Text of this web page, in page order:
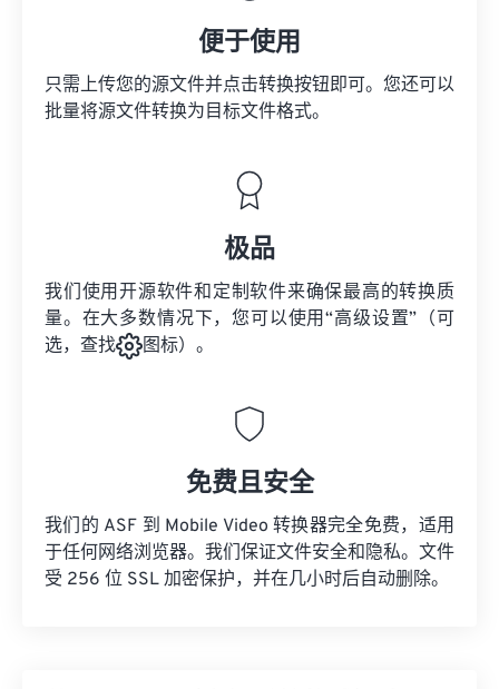
便于使用
只需上传您的源文件并点击转换按钮即可。您还可以
批量将源文件转换为目标文件格式。
极品
我们使用开源软件和定制软件来确保最高的转换质
量。在大多数情况下，您可以使用“高级设置”（可
选，查找
图标）。
免费且安全
我们的 ASF 到 Mobile Video 转换器完全免费，适用
于任何网络浏览器。我们保证文件安全和隐私。文件
受 256 位 SSL 加密保护，并在几小时后自动删除。